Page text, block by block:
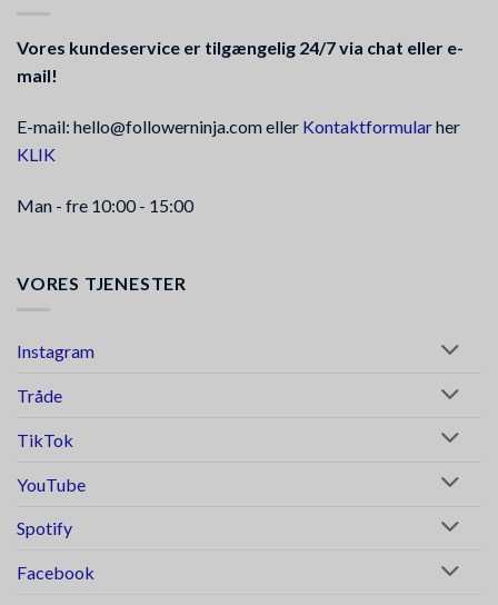
Vores kundeservice er tilgængelig 24/7 via chat eller e-
mail!
E-mail: hello@followerninja.com eller Kontaktformularher
KLIK
Man - fre 10:00 - 15:00
VORES TJENESTER
Instagram
Tråde
TikTok
YouTube
Spotify
Facebook